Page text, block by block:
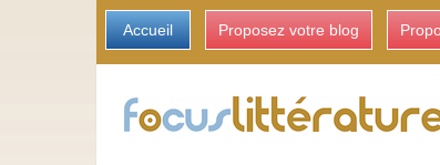
Accueil Proposez votre blog